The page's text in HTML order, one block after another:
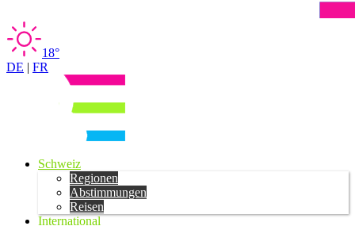
18°
DE | FR
Schweiz
Regionen
Abstimmungen
Reisen
International